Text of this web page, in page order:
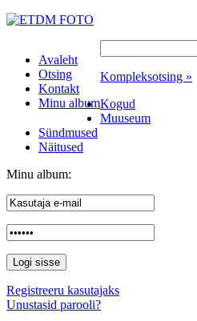
Avaleht
Otsing
Kontakt
Minu album
Kompleksotsing »
Kogud
Muuseum
Sündmused
Näitused
Minu album:
Registreeru kasutajaks
Unustasid parooli?